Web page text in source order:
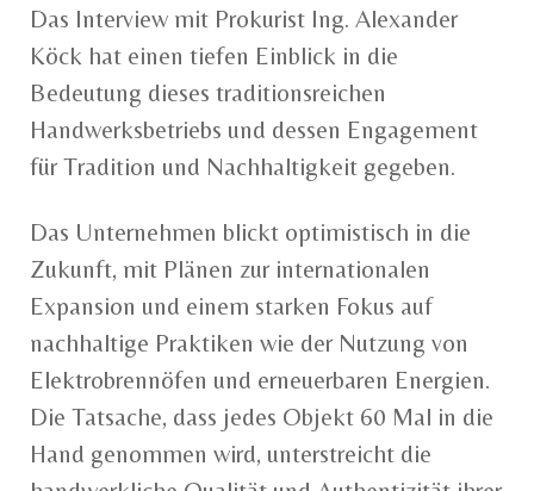
Das Interview mit Prokurist Ing. Alexander
Köck hat einen tiefen Einblick in die
Bedeutung dieses traditionsreichen
Handwerksbetriebs und dessen Engagement
für Tradition und Nachhaltigkeit gegeben.
Das Unternehmen blickt optimistisch in die
Zukunft, mit Plänen zur internationalen
Expansion und einem starken Fokus auf
nachhaltige Praktiken wie der Nutzung von
Elektrobrennöfen und erneuerbaren Energien.
Die Tatsache, dass jedes Objekt 60 Mal in die
Hand genommen wird, unterstreicht die